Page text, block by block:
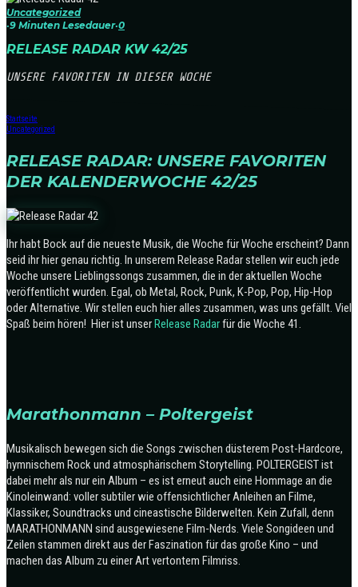
Uncategorized
·9 Minuten Lesedauer·0
RELEASE RADAR KW 42/25
UNSERE FAVORITEN IN DIESER WOCHE
Startseite
Uncategorized
RELEASE RADAR: UNSERE FAVORITEN
DER KALENDERWOCHE 42/25
Ihr habt Bock auf die neueste Musik, die Woche für Woche erscheint? Dann
seid ihr hier genau richtig. In unserem Release Radar stellen wir euch jede
Woche unsere Lieblingssongs zusammen, die in der aktuellen Woche
veröffentlicht wurden. Egal, ob Metal, Rock, Punk, K-Pop, Pop, Hip-Hop
oder Alternative. Wir stellen euch hier alles zusammen, was uns gefällt. Viel
Spaß beim hören! Hier ist unserRelease Radarfür die Woche 41.
Marathonmann – Poltergeist
Musikalisch bewegen sich die Songs zwischen düsterem Post-Hardcore,
hymnischem Rock und atmosphärischem Storytelling. POLTERGEIST ist
dabei mehr als nur ein Album – es ist erneut auch eine Hommage an die
Kinoleinwand: voller subtiler wie offensichtlicher Anleihen an Filme,
Klassiker, Soundtracks und cineastische Bilderwelten. Kein Zufall, denn
MARATHONMANN sind ausgewiesene Film-Nerds. Viele Songideen und
Zeilen stammen direkt aus der Faszination für das große Kino – und
machen das Album zu einer Art vertontem Filmriss.